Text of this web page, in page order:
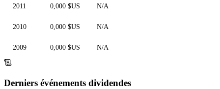
2011 0,000 $US N/A
2010 0,000 $US N/A
2009 0,000 $US N/A
Derniers événements dividendes